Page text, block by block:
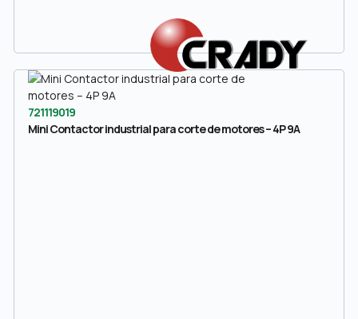
721119019
Mini Contactor industrial para corte de motores – 4P 9A